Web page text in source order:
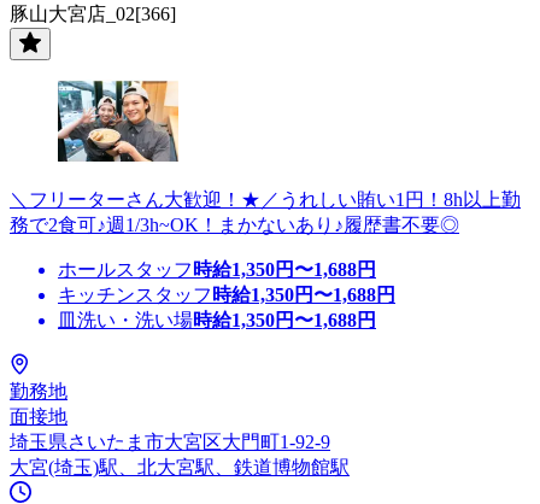
豚山大宮店_02[366]
＼フリーターさん大歓迎！★／うれしい賄い1円！8h以上勤
務で2食可♪週1/3h~OK！まかないあり♪履歴書不要◎
ホールスタッフ 時給1,350円〜1,688円
キッチンスタッフ 時給1,350円〜1,688円
皿洗い・洗い場時給1,350円〜1,688円
勤務地
面接地
埼玉県さいたま市大宮区大門町1-92-9
大宮(埼玉)駅、北大宮駅、鉄道博物館駅